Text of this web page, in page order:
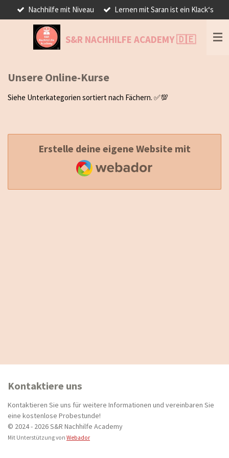
Zum
Hauptinhalt
springen
S&R NACHHILFE ACADEMY🇩🇪
Nachhilfe mit Niveau Lernen mit Saran ist ein Klack‘s
Unsere Online-Kurse
Siehe Unterkategorien sortiert nach Fächern. ✅💯
Erstelle deine eigene Website mit
Webador
Kontaktiere uns
Kontaktieren Sie uns für weitere Informationen und vereinbaren Sie
eine kostenlose Probestunde!
© 2024 - 2026 S&R Nachhilfe Academy
Mit Unterstützung von Webador